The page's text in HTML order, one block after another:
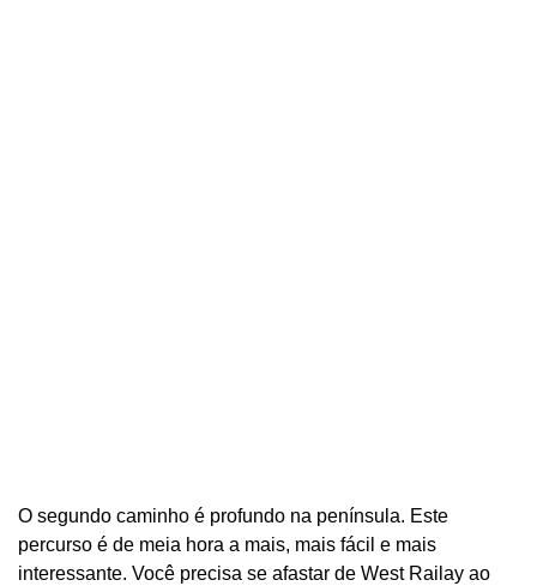
O segundo caminho é profundo na península. Este
percurso é de meia hora a mais, mais fácil e mais
interessante. Você precisa se afastar de West Railay ao